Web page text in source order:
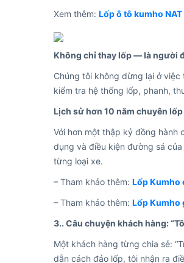
Xem thêm: Lốp ô tô kumho
Không chỉ thay lốp — là người
Chúng tôi không dừng lại ở
kiểm tra hệ thống lốp, phanh,
Lịch sử hơn 10 năm chuyên
Với hơn một thập kỷ đồng hành
dụng và điều kiện đường sá
từng loại xe.
– Tham khảo thêm: Lốp Kumho
– Tham khảo thêm: Lốp Kumho
3.. Câu chuyện khách hàng:
Một khách hàng từng chia sẻ:
dẫn cách đảo lốp, tôi nhận ra